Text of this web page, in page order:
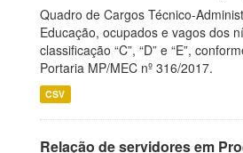
Quadro de Cargos Técnico-
Educação, ocupados e vagos dos
classificação “C”, “D” e “E”,
Portaria MP/MEC nº 316/2017.
CSV
Relação de servidores em